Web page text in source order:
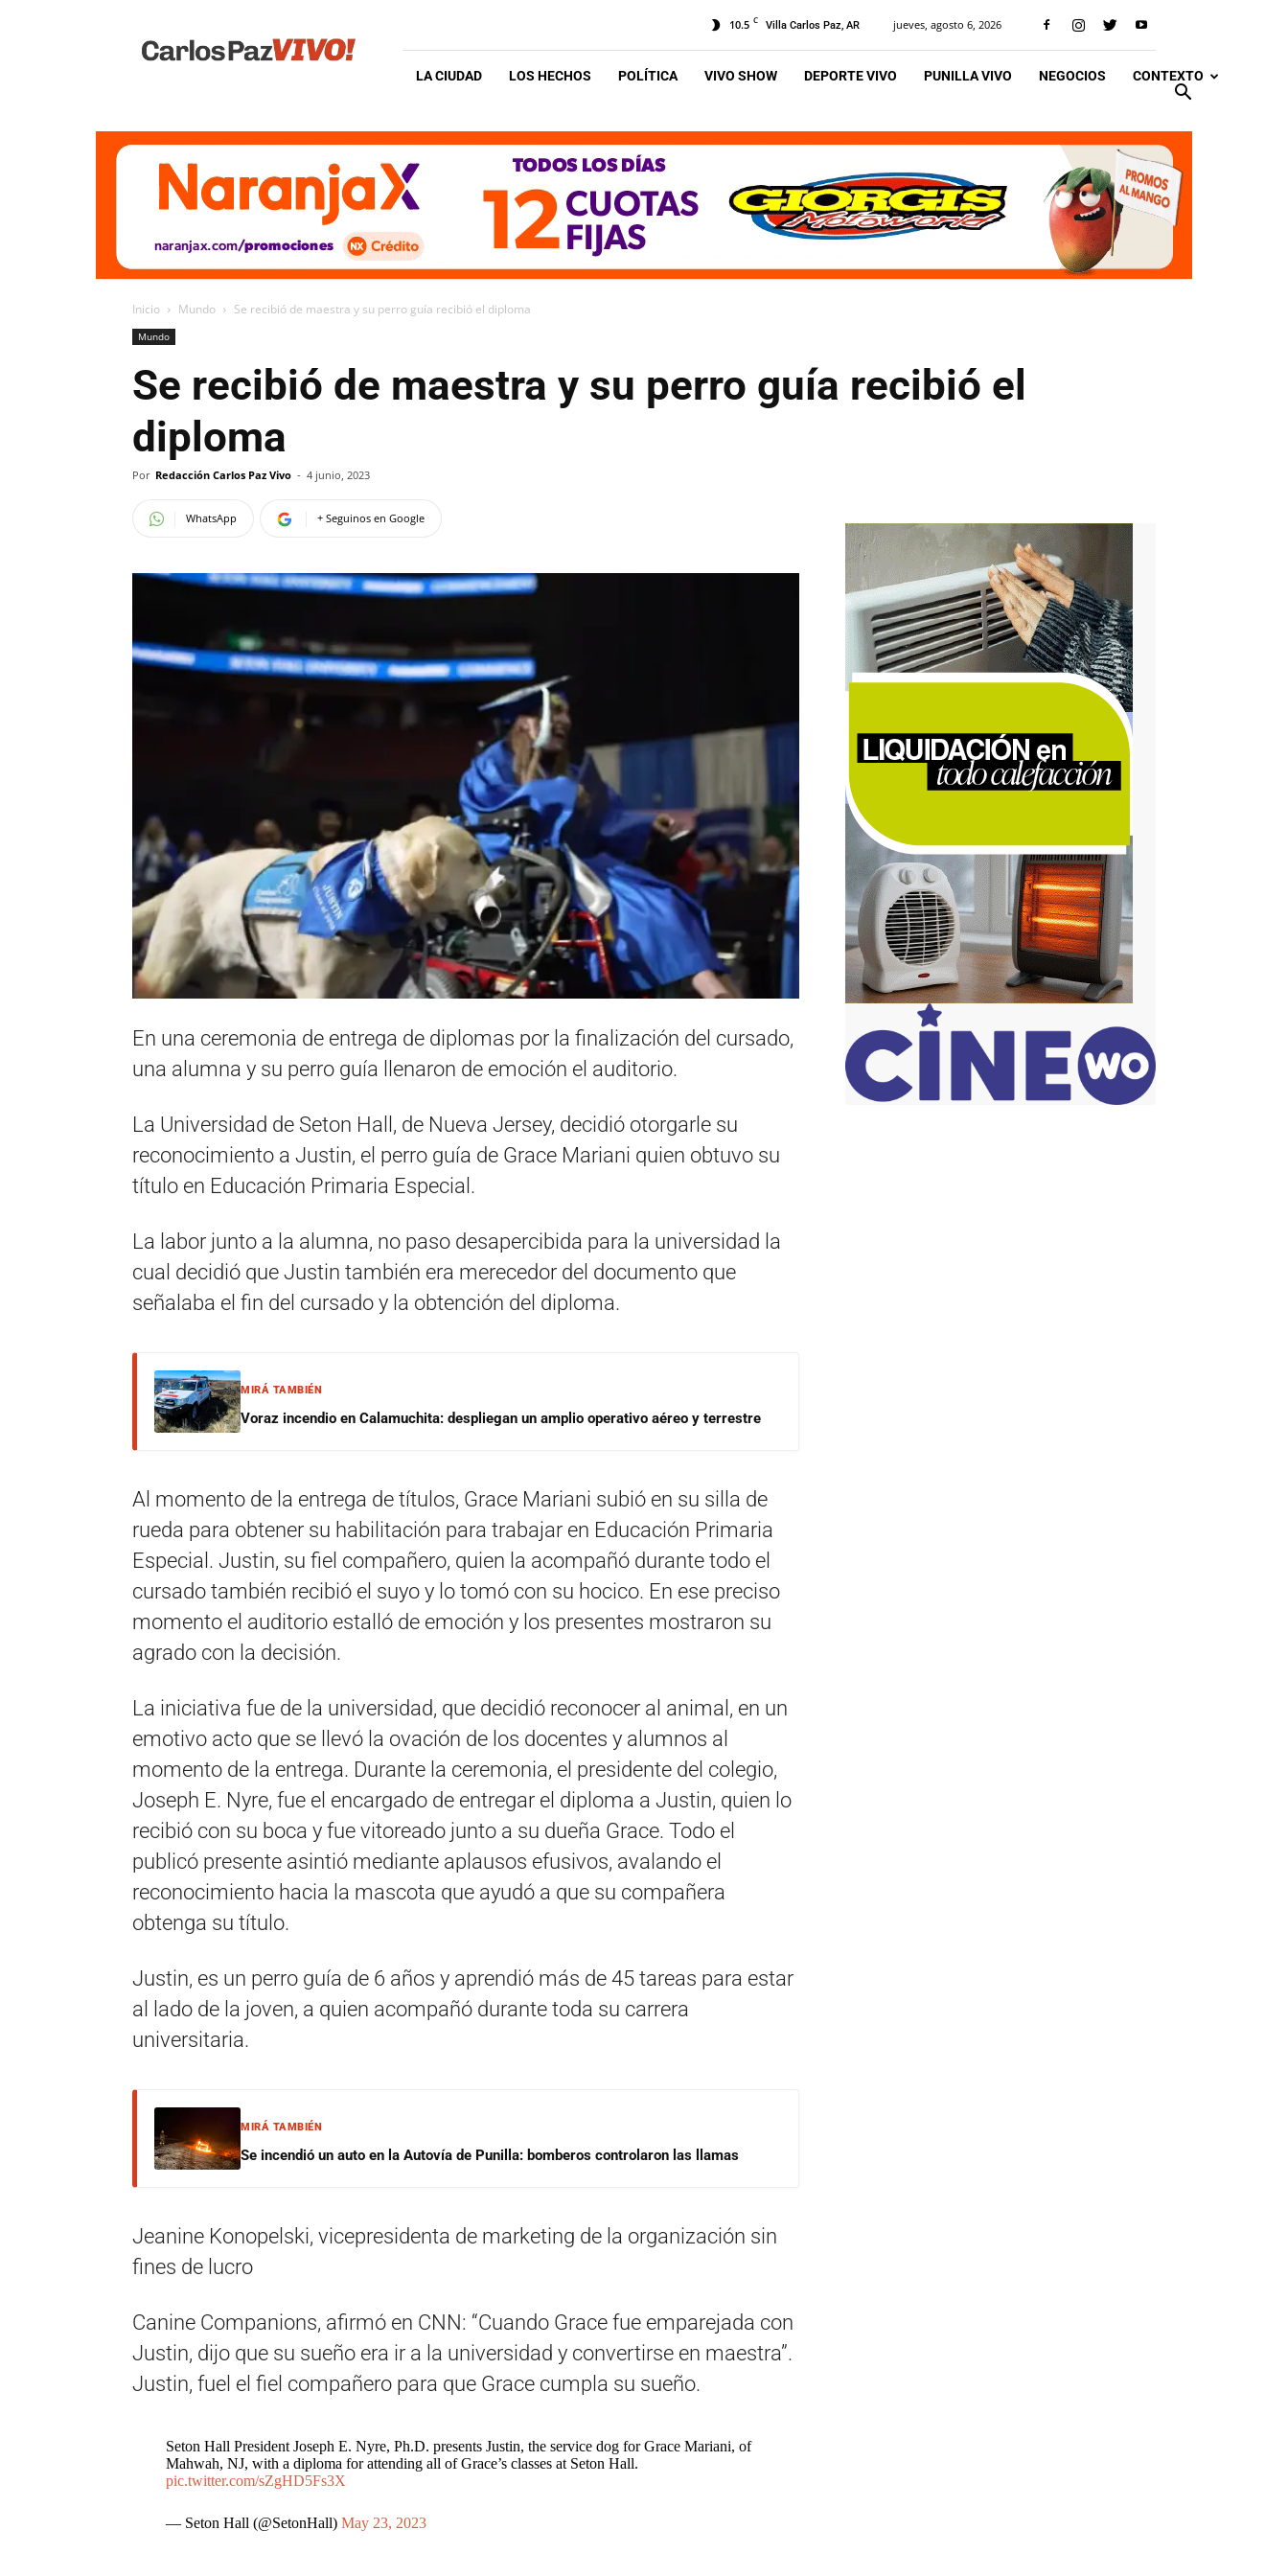
Vivo
10.5 C Villa Carlos Paz, AR jueves, agosto 6, 2026
LA CIUDAD LOS HECHOS POLÍTICA VIVO SHOW DEPORTE VIVO PUNILLA VIVO NEGOCIOS CONTEXTO
Inicio Mundo Se recibió de maestra y su perro guía recibió el diploma
Mundo
Se recibió de maestra y su perro guía recibió el
diploma
Por Redacción Carlos Paz Vivo - 4 junio, 2023
WhatsApp + Seguinos en Google
En una ceremonia de entrega de diplomas por la finalización del cursado,
una alumna y su perro guía llenaron de emoción el auditorio.
La Universidad de Seton Hall, de Nueva Jersey, decidió otorgarle su
reconocimiento a Justin, el perro guía de Grace Mariani quien obtuvo su
título en Educación Primaria Especial.
La labor junto a la alumna, no paso desapercibida para la universidad la
cual decidió que Justin también era merecedor del documento que
señalaba el fin del cursado y la obtención del diploma.
MIRÁ TAMBIÉN
Voraz incendio en Calamuchita: despliegan un amplio operativo aéreo y terrestre
Al momento de la entrega de títulos, Grace Mariani subió en su silla de
rueda para obtener su habilitación para trabajar en Educación Primaria
Especial. Justin, su fiel compañero, quien la acompañó durante todo el
cursado también recibió el suyo y lo tomó con su hocico. En ese preciso
momento el auditorio estalló de emoción y los presentes mostraron su
agrado con la decisión.
La iniciativa fue de la universidad, que decidió reconocer al animal, en un
emotivo acto que se llevó la ovación de los docentes y alumnos al
momento de la entrega. Durante la ceremonia, el presidente del colegio,
Joseph E. Nyre, fue el encargado de entregar el diploma a Justin, quien lo
recibió con su boca y fue vitoreado junto a su dueña Grace. Todo el
publicó presente asintió mediante aplausos efusivos, avalando el
reconocimiento hacia la mascota que ayudó a que su compañera
obtenga su título.
Justin, es un perro guía de 6 años y aprendió más de 45 tareas para estar
al lado de la joven, a quien acompañó durante toda su carrera
universitaria.
MIRÁ TAMBIÉN
Se incendió un auto en la Autovía de Punilla: bomberos controlaron las llamas
Jeanine Konopelski, vicepresidenta de marketing de la organización sin
fines de lucro
Canine Companions, afirmó en CNN: “Cuando Grace fue emparejada con
Justin, dijo que su sueño era ir a la universidad y convertirse en maestra”.
Justin, fuel el fiel compañero para que Grace cumpla su sueño.
Seton Hall President Joseph E. Nyre, Ph.D. presents Justin, the service dog for Grace Mariani, of
Mahwah, NJ, with a diploma for attending all of Grace’s classes at Seton Hall.
pic.twitter.com/sZgHD5Fs3X
— Seton Hall (@SetonHall) May 23, 2023